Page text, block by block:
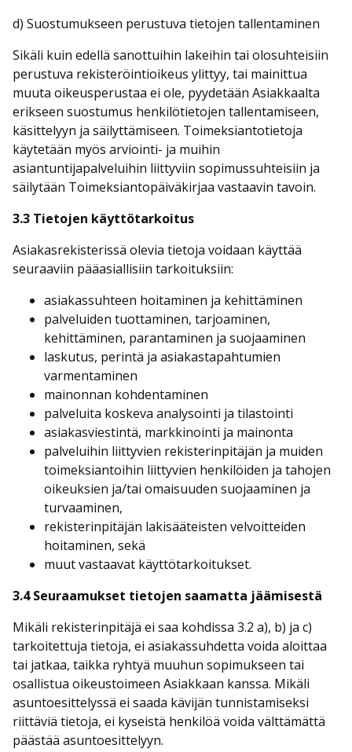
d) Suostumukseen perustuva tietojen tallentaminen
Sikäli kuin edellä sanottuihin lakeihin tai olosuhteisiin
perustuva rekisteröintioikeus ylittyy, tai mainittua
muuta oikeusperustaa ei ole, pyydetään Asiakkaalta
erikseen suostumus henkilötietojen tallentamiseen,
käsittelyyn ja säilyttämiseen. Toimeksiantotietoja
käytetään myös arviointi- ja muihin
asiantuntijapalveluihin liittyviin sopimussuhteisiin ja
säilytään Toimeksiantopäiväkirjaa vastaavin tavoin.
3.3 Tietojen käyttötarkoitus
Asiakasrekisterissä olevia tietoja voidaan käyttää
seuraaviin pääasiallisiin tarkoituksiin:
asiakassuhteen hoitaminen ja kehittäminen
palveluiden tuottaminen, tarjoaminen,
kehittäminen, parantaminen ja suojaaminen
laskutus, perintä ja asiakastapahtumien
varmentaminen
mainonnan kohdentaminen
palveluita koskeva analysointi ja tilastointi
asiakasviestintä, markkinointi ja mainonta
palveluihin liittyvien rekisterinpitäjän ja muiden
toimeksiantoihin liittyvien henkilöiden ja tahojen
oikeuksien ja/tai omaisuuden suojaaminen ja
turvaaminen,
rekisterinpitäjän lakisääteisten velvoitteiden
hoitaminen, sekä
muut vastaavat käyttötarkoitukset.
3.4 Seuraamukset tietojen saamatta jäämisestä
Mikäli rekisterinpitäjä ei saa kohdissa 3.2 a), b) ja c)
tarkoitettuja tietoja, ei asiakassuhdetta voida aloittaa
tai jatkaa, taikka ryhtyä muuhun sopimukseen tai
osallistua oikeustoimeen Asiakkaan kanssa. Mikäli
asuntoesittelyssä ei saada kävijän tunnistamiseksi
riittäviä tietoja, ei kyseistä henkilöä voida välttämättä
päästää asuntoesittelyyn.